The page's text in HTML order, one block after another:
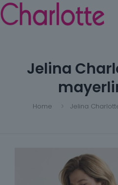
Jelina
Home Jelina